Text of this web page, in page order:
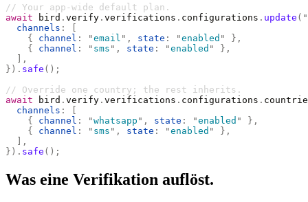
// Your app-wide default plan.
await bird . verify . verifications . configurations . update ( "
  channels
:
    {
channel : "email " , state : "enabled "
},
    {
channel : " sms " , state : "enabled "
},
  ],
}). safe ();
// Override one country; the rest inherits.
await bird . verify . verifications . configurations .
  channels
:
    {
channel : "whatsapp " , state : "enabled "
},
    {
channel : " sms " , state : "enabled "
},
  ],
}). safe ();
Was eine Verifikation auflöst.